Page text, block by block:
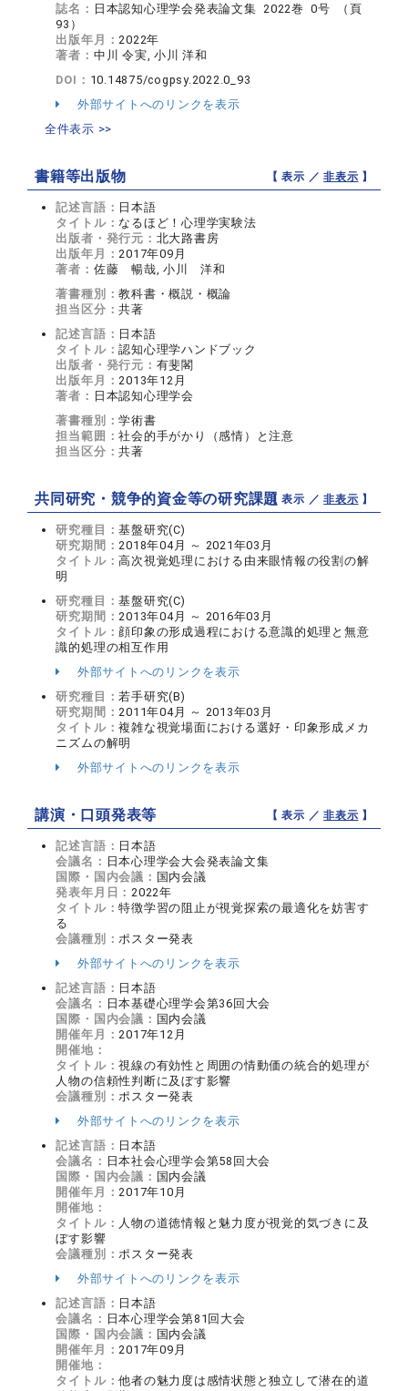
誌名： 日本認知心理学会発表論文集 2022巻 0号 （頁
93）
出版年月：2022年
著者： 中川 令実, 小川 洋和
DOI： 10.14875/cogpsy.2022.0_93
外部サイトへのリンクを表示
全件表示 >>
書籍等出版物 【 表示 ／非表示 】
記述言語： 日本語
タイトル： なるほど！心理学実験法
出版者・発行元： 北大路書房
出版年月：2017年09月
著者： 佐藤 暢哉, 小川 洋和
著書種別：教科書・概説・概論
担当区分：共著
記述言語： 日本語
タイトル：認知心理学ハンドブック
出版者・発行元： 有斐閣
出版年月：2013年12月
著者： 日本認知心理学会
著書種別：学術書
担当範囲：社会的手がかり（感情）と注意
担当区分：共著
共同研究・競争的資金等の研究課題【 表示 ／非表示 】
研究種目：基盤研究(C)
研究期間：2018年04月 ～ 2021年03月
タイトル：高次視覚処理における由来眼情報の役割の解
明
研究種目：基盤研究(C)
研究期間：2013年04月 ～ 2016年03月
タイトル： 顔印象の形成過程における意識的処理と無意
識的処理の相互作用
外部サイトへのリンクを表示
研究種目：若手研究(B)
研究期間：2011年04月 ～ 2013年03月
タイトル：複雑な視覚場面における選好・印象形成メカ
ニズムの解明
外部サイトへのリンクを表示
講演・口頭発表等 【 表示 ／非表示 】
記述言語： 日本語
会議名： 日本心理学会大会発表論文集
国際・国内会議： 国内会議
発表年月日：2022年
タイトル：特徴学習の阻止が視覚探索の最適化を妨害す
る
会議種別：ポスター発表
外部サイトへのリンクを表示
記述言語： 日本語
会議名： 日本基礎心理学会第36回大会
国際・国内会議： 国内会議
開催年月：2017年12月
開催地：
タイトル：視線の有効性と周囲の情動価の統合的処理が
人物の信頼性判断に及ぼす影響
会議種別：ポスター発表
外部サイトへのリンクを表示
記述言語： 日本語
会議名： 日本社会心理学会第58回大会
国際・国内会議： 国内会議
開催年月：2017年10月
開催地：
タイトル： 人物の道徳情報と魅力度が視覚的気づきに及
ぼす影響
会議種別：ポスター発表
外部サイトへのリンクを表示
記述言語： 日本語
会議名： 日本心理学会第81回大会
国際・国内会議： 国内会議
開催年月：2017年09月
開催地：
タイトル：他者の魅力度は感情状態と独立して潜在的道